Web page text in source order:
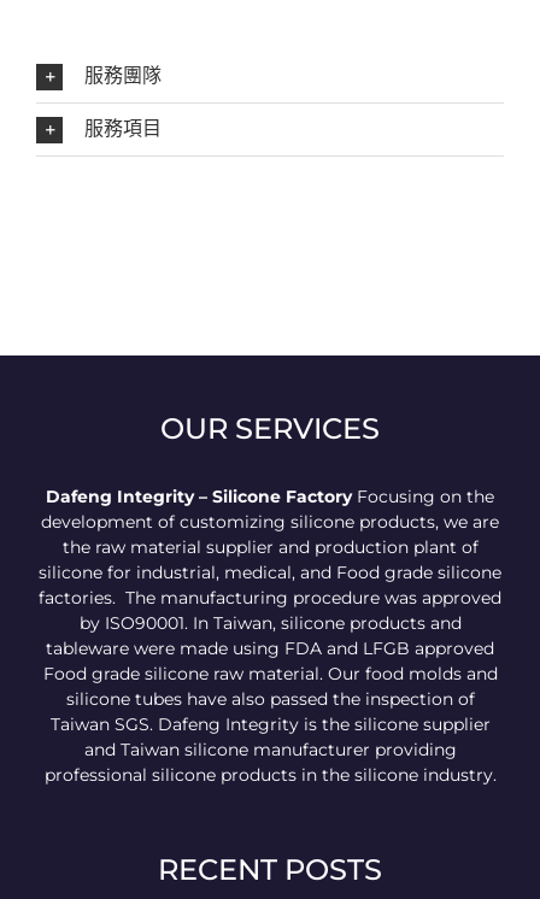
服務團隊
服務項目
OUR SERVICES
Dafeng Integrity – Silicone FactoryFocusing on the
development of customizing silicone products, we are
the raw material supplier and production plant of
silicone for industrial, medical, and Food grade silicone
factories. The manufacturing procedure was approved
by ISO90001. In Taiwan, silicone products and
tableware were made using FDA and LFGB approved
Food grade silicone raw material. Our food molds and
silicone tubes have also passed the inspection of
Taiwan SGS. Dafeng Integrity is the silicone supplier
and Taiwan silicone manufacturer providing
professional silicone products in the silicone industry.
RECENT POSTS